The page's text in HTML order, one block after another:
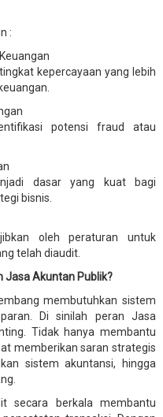
:
kepercayaan yang lebih
potensi fraud atau
dasar yang kuat bagi
bisnis.
oleh peraturan untuk
telah diaudit.
Jasa Akuntan Publik?
membutuhkan sistem
Di sinilah peran Jasa
Tidak hanya membantu
memberikan saran strategis
sistem akuntansi, hingga
secara berkala membantu